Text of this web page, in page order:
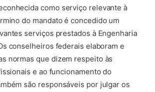
como serviço relevante à
do mandato é concedido um
serviços prestados à Engenharia
conselheiros federais elaboram e
normas que dizem respeito às
e ao funcionamento do
são responsáveis por julgar os